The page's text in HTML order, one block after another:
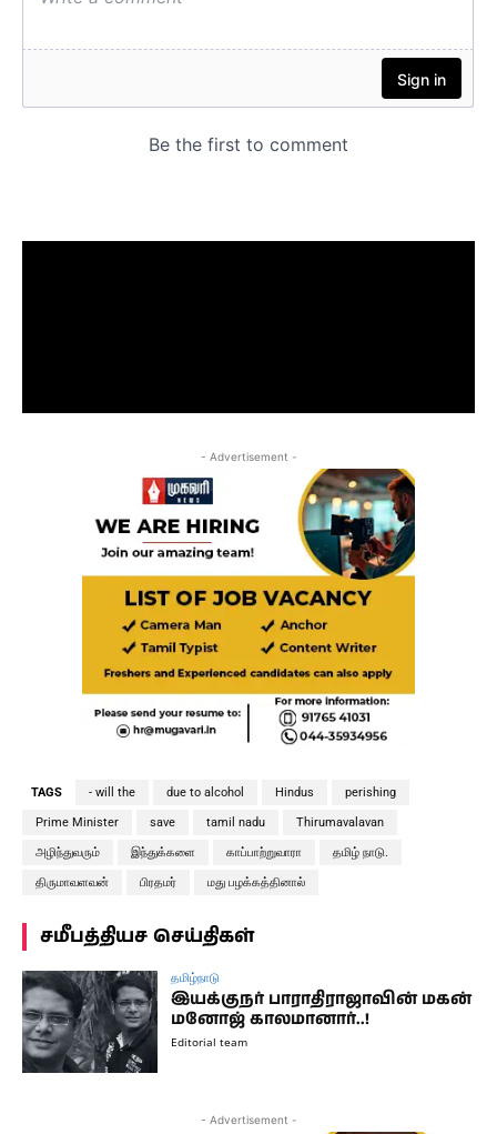
- Advertisement -
TAGS - will the due to alcohol Hindus perishing
Prime Minister save tamil nadu Thirumavalavan
அழிந்துவரும் இந்துக்களை காப்பாற்றுவாரா தமிழ் நாடு.
திருமாவளவன் பிரதமர் மது பழக்கத்தினால்
சமீபத்தியச செய்திகள்
தமிழ்நாடு
இயக்குநர் பாராதிராஜாவின் மகன்
மனோஜ் காலமானார்..!
Editorial team
- Advertisement -